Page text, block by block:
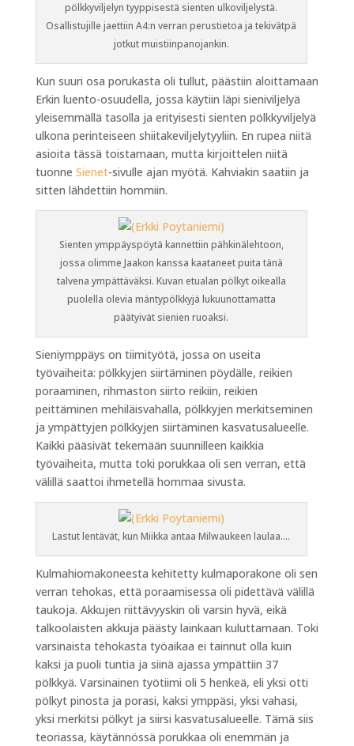
pölkkyviljelyn tyyppisestä sienten ulkoviljelystä.
Osallistujille jaettiin A4:n verran perustietoa ja tekivätpä
jotkut muistiinpanojankin.
Kun suuri osa porukasta oli tullut, päästiin aloittamaan
Erkin luento-osuudella, jossa käytiin läpi sieniviljelyä
yleisemmällä tasolla ja erityisesti sienten pölkkyviljelyä
ulkona perinteiseen shiitakeviljelytyyliin. En rupea niitä
asioita tässä toistamaan, mutta kirjoittelen niitä
tuonne Sienet-sivulle ajan myötä. Kahviakin saatiin ja
sitten lähdettiin hommiin.
Sienten ymppäyspöytä kannettiin pähkinälehtoon,
jossa olimme Jaakon kanssa kaataneet puita tänä
talvena ympättäväksi. Kuvan etualan pölkyt oikealla
puolella olevia mäntypölkkyjä lukuunottamatta
päätyivät sienien ruoaksi.
Sieniymppäys on tiimityötä, jossa on useita
työvaiheita: pölkkyjen siirtäminen pöydälle, reikien
poraaminen, rihmaston siirto reikiin, reikien
peittäminen mehiläisvahalla, pölkkyjen merkitseminen
ja ympättyjen pölkkyjen siirtäminen kasvatusalueelle.
Kaikki pääsivät tekemään suunnilleen kaikkia
työvaiheita, mutta toki porukkaa oli sen verran, että
välillä saattoi ihmetellä hommaa sivusta.
Lastut lentävät, kun Miikka antaa Milwaukeen laulaa….
Kulmahiomakoneesta kehitetty kulmaporakone oli sen
verran tehokas, että poraamisessa oli pidettävä välillä
taukoja. Akkujen riittävyyskin oli varsin hyvä, eikä
talkoolaisten akkuja päästy lainkaan kuluttamaan. Toki
varsinaista tehokasta työaikaa ei tainnut olla kuin
kaksi ja puoli tuntia ja siinä ajassa ympättiin 37
pölkkyä. Varsinainen työtiimi oli 5 henkeä, eli yksi otti
pölkyt pinosta ja porasi, kaksi ymppäsi, yksi vahasi,
yksi merkitsi pölkyt ja siirsi kasvatusalueelle. Tämä siis
teoriassa, käytännössä porukkaa oli enemmän ja